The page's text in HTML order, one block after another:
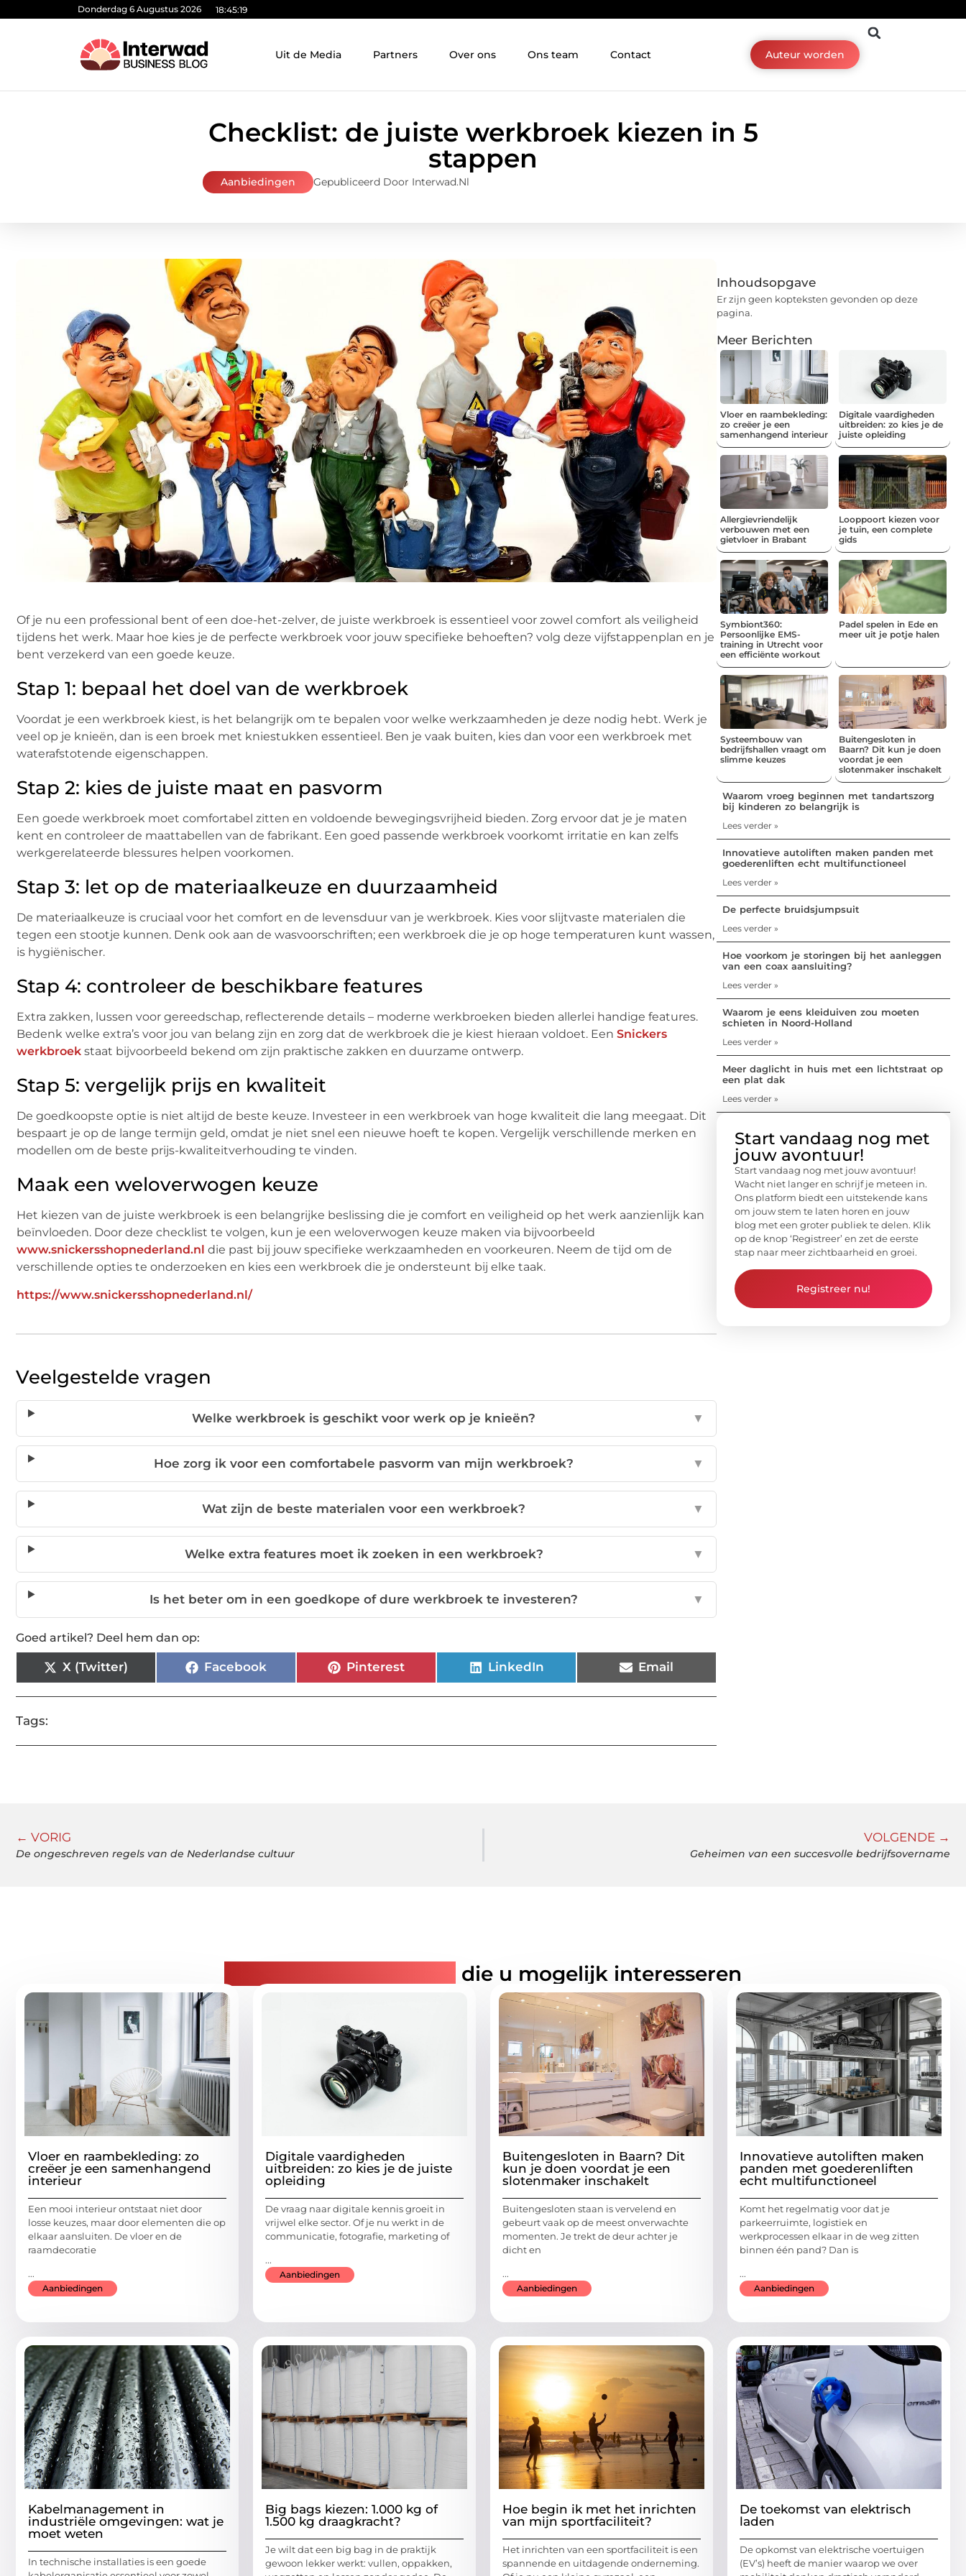
Donderdag 6 Augustus 2026 18:45:20
Uit de Media Partners Over ons Ons team Contact Auteur worden
Checklist: de juiste werkbroek kiezen in 5
stappen
Aanbiedingen Gepubliceerd Door Interwad.nl
Of je nu een professional bent of een doe-het-zelver, de juiste werkbroek is essentieel voor zowel comfort als veiligheid
tijdens het werk. Maar hoe kies je de perfecte werkbroek voor jouw specifieke behoeften? volg deze vijfstappenplan en je
bent verzekerd van een goede keuze.
Stap 1: bepaal het doel van de werkbroek
Voordat je een werkbroek kiest, is het belangrijk om te bepalen voor welke werkzaamheden je deze nodig hebt. Werk je
veel op je knieën, dan is een broek met kniestukken essentieel. Ben je vaak buiten, kies dan voor een werkbroek met
waterafstotende eigenschappen.
Stap 2: kies de juiste maat en pasvorm
Een goede werkbroek moet comfortabel zitten en voldoende bewegingsvrijheid bieden. Zorg ervoor dat je je maten
kent en controleer de maattabellen van de fabrikant. Een goed passende werkbroek voorkomt irritatie en kan zelfs
werkgerelateerde blessures helpen voorkomen.
Stap 3: let op de materiaalkeuze en duurzaamheid
De materiaalkeuze is cruciaal voor het comfort en de levensduur van je werkbroek. Kies voor slijtvaste materialen die
tegen een stootje kunnen. Denk ook aan de wasvoorschriften; een werkbroek die je op hoge temperaturen kunt wassen,
is hygiënischer.
Stap 4: controleer de beschikbare features
Extra zakken, lussen voor gereedschap, reflecterende details – moderne werkbroeken bieden allerlei handige features.
Bedenk welke extra’s voor jou van belang zijn en zorg dat de werkbroek die je kiest hieraan voldoet. Een Snickers
werkbroek staat bijvoorbeeld bekend om zijn praktische zakken en duurzame ontwerp.
Stap 5: vergelijk prijs en kwaliteit
De goedkoopste optie is niet altijd de beste keuze. Investeer in een werkbroek van hoge kwaliteit die lang meegaat. Dit
bespaart je op de lange termijn geld, omdat je niet snel een nieuwe hoeft te kopen. Vergelijk verschillende merken en
modellen om de beste prijs-kwaliteitverhouding te vinden.
Maak een weloverwogen keuze
Het kiezen van de juiste werkbroek is een belangrijke beslissing die je comfort en veiligheid op het werk aanzienlijk kan
beïnvloeden. Door deze checklist te volgen, kun je een weloverwogen keuze maken via bijvoorbeeld
www.snickersshopnederland.nl die past bij jouw specifieke werkzaamheden en voorkeuren. Neem de tijd om de
verschillende opties te onderzoeken en kies een werkbroek die je ondersteunt bij elke taak.
https://www.snickersshopnederland.nl/
Veelgestelde vragen
Welke werkbroek is geschikt voor werk op je knieën? ▼
Hoe zorg ik voor een comfortabele pasvorm van mijn werkbroek? ▼
Wat zijn de beste materialen voor een werkbroek? ▼
Welke extra features moet ik zoeken in een werkbroek? ▼
Is het beter om in een goedkope of dure werkbroek te investeren? ▼
Goed artikel? Deel hem dan op:
X (Twitter) Facebook Pinterest LinkedIn Email
Tags:
Inhoudsopgave
Er zijn geen kopteksten gevonden op deze
pagina.
Meer Berichten
Vloer en raambekleding:
zo creëer je een
samenhangend interieur
Digitale vaardigheden
uitbreiden: zo kies je de
juiste opleiding
Allergievriendelijk
verbouwen met een
gietvloer in Brabant
Looppoort kiezen voor
je tuin, een complete
gids
Symbiont360:
Persoonlijke EMS-
training in Utrecht voor
een efficiënte workout
Padel spelen in Ede en
meer uit je potje halen
Systeembouw van
bedrijfshallen vraagt om
slimme keuzes
Buitengesloten in
Baarn? Dit kun je doen
voordat je een
slotenmaker inschakelt
Waarom vroeg beginnen met tandartszorg
bij kinderen zo belangrijk is
Lees verder »
Innovatieve autoliften maken panden met
goederenliften echt multifunctioneel
Lees verder »
De perfecte bruidsjumpsuit
Lees verder »
Hoe voorkom je storingen bij het aanleggen
van een coax aansluiting?
Lees verder »
Waarom je eens kleiduiven zou moeten
schieten in Noord-Holland
Lees verder »
Meer daglicht in huis met een lichtstraat op
een plat dak
Lees verder »
Start vandaag nog met
jouw avontuur!
Start vandaag nog met jouw avontuur!
Wacht niet langer en schrijf je meteen in.
Ons platform biedt een uitstekende kans
om jouw stem te laten horen en jouw
blog met een groter publiek te delen. Klik
op de knop ‘Registreer’ en zet de eerste
stap naar meer zichtbaarheid en groei.
Registreer nu!
← VORIG
De ongeschreven regels van de Nederlandse cultuur
VOLGENDE →
Geheimen van een succesvolle bedrijfsovername
die u mogelijk interesseren
Vloer en raambekleding: zo
creëer je een samenhangend
interieur
Een mooi interieur ontstaat niet door
losse keuzes, maar door elementen die op
elkaar aansluiten. De vloer en de
raamdecoratie
...
Aanbiedingen
Digitale vaardigheden
uitbreiden: zo kies je de juiste
opleiding
De vraag naar digitale kennis groeit in
vrijwel elke sector. Of je nu werkt in de
communicatie, fotografie, marketing of
...
Aanbiedingen
Buitengesloten in Baarn? Dit
kun je doen voordat je een
slotenmaker inschakelt
Buitengesloten staan is vervelend en
gebeurt vaak op de meest onverwachte
momenten. Je trekt de deur achter je
dicht en
...
Aanbiedingen
Innovatieve autoliften maken
panden met goederenliften
echt multifunctioneel
Komt het regelmatig voor dat je
parkeerruimte, logistiek en
werkprocessen elkaar in de weg zitten
binnen één pand? Dan is
...
Aanbiedingen
Kabelmanagement in
industriële omgevingen: wat je
moet weten
In technische installaties is een goede
Big bags kiezen: 1.000 kg of
1.500 kg draagkracht?
Je wilt dat een big bag in de praktijk
gewoon lekker werkt: vullen, oppakken,
Hoe begin ik met het inrichten
van mijn sportfaciliteit?
Het inrichten van een sportfaciliteit is een
spannende en uitdagende onderneming.
De toekomst van elektrisch
laden
De opkomst van elektrische voertuigen
(EV’s) heeft de manier waarop we over